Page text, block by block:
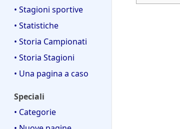
• Stagioni sportive
• Statistiche
• Storia Campionati
• Storia Stagioni
• Una pagina a caso
Speciali
• Categorie